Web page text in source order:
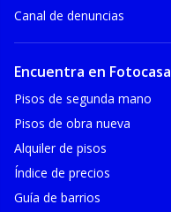
Canal de denuncias
Encuentra en Fotocasa
Pisos de segunda mano
Pisos de obra nueva
Alquiler de pisos
Índice de precios
Guía de barrios